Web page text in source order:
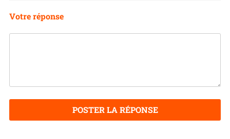
Votre réponse
POSTER LA RÉPONSE